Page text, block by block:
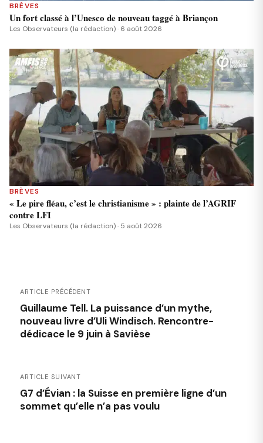
BRÈVES
Un fort classé à l’Unesco de nouveau taggé à Briançon
Les Observateurs (la rédaction) · 6 août 2026
BRÈVES
« Le pire fléau, c’est le christianisme » : plainte de l’AGRIF
contre LFI
Les Observateurs (la rédaction) · 5 août 2026
ARTICLE PRÉCÉDENT
Guillaume Tell. La puissance d’un mythe,
nouveau livre d’Uli Windisch. Rencontre-
dédicace le 9 juin à Savièse
ARTICLE SUIVANT
G7 d’Évian : la Suisse en première ligne d’un
sommet qu’elle n’a pas voulu